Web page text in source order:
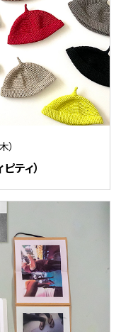
）
ティ）